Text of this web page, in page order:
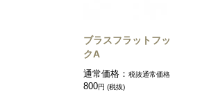
ブラスフラットフッ
クA
通常価格： 税抜通常価格
800円 (税抜)